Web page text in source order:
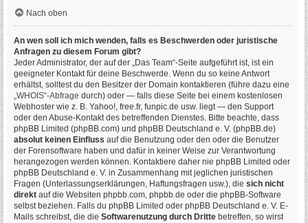
Nach oben
An wen soll ich mich wenden, falls es Beschwerden oder juristische
Anfragen zu diesem Forum gibt?
Jeder Administrator, der auf der „Das Team“-Seite aufgeführt ist, ist ein
geeigneter Kontakt für deine Beschwerde. Wenn du so keine Antwort
erhältst, solltest du den Besitzer der Domain kontaktieren (führe dazu eine
„WHOIS“-Abfrage durch) oder — falls diese Seite bei einem kostenlosen
Webhoster wie z. B. Yahoo!, free.fr, funpic.de usw. liegt — den Support
oder den Abuse-Kontakt des betreffenden Dienstes. Bitte beachte, dass
phpBB Limited (phpBB.com) und phpBB Deutschland e. V. (phpBB.de)
absolut keinen Einfluss auf die Benutzung oder den oder die Benutzer
der Forensoftware haben und dafür in keiner Weise zur Verantwortung
herangezogen werden können. Kontaktiere daher nie phpBB Limited oder
phpBB Deutschland e. V. in Zusammenhang mit jeglichen juristischen
Fragen (Unterlassungserklärungen, Haftungsfragen usw.), die sich nicht
direkt auf die Websiten phpbb.com, phpbb.de oder die phpBB-Software
selbst beziehen. Falls du phpBB Limited oder phpBB Deutschland e. V. E-
Mails schreibst, die die Softwarenutzung durch Dritte betreffen, so wirst